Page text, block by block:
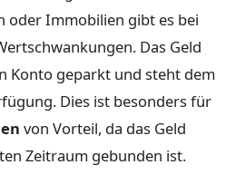
oder Immobilien gibt es bei
Das Geld
Konto geparkt und steht dem
Dies ist besonders für
von Vorteil, da das Geld
Zeitraum gebunden ist.